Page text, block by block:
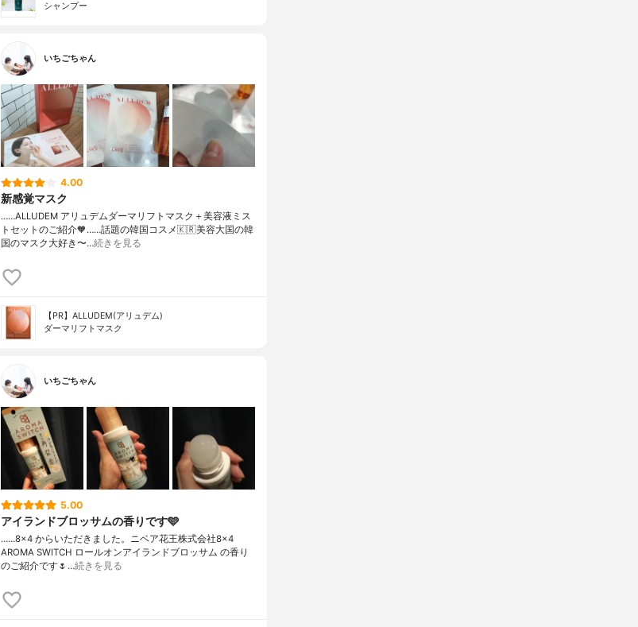
シャンプー
いちごちゃん
4.00
新感覚マスク
……⁡⁡ALLUDEM アリュデム⁡⁡⁡ダーマリフトマスク＋美容液ミス
ト⁡セット⁡⁡のご紹介🧡⁡⁡……⁡⁡話題の韓国コスメ🇰🇷⁡⁡美容大国の韓
国のマスク大好き〜…続きを見る
【PR】ALLUDEM(アリュデム)
ダーマリフトマスク
いちごちゃん
5.00
アイランドブロッサムの香りです️🩵
……⁡⁡8×4 からいただきました。⁡⁡⁡⁡ニベア花王株式会社⁡⁡8×4
AROMA SWITCH ロールオン⁡⁡アイランドブロッサム の香り⁡⁡
のご紹介です🌷…続きを見る